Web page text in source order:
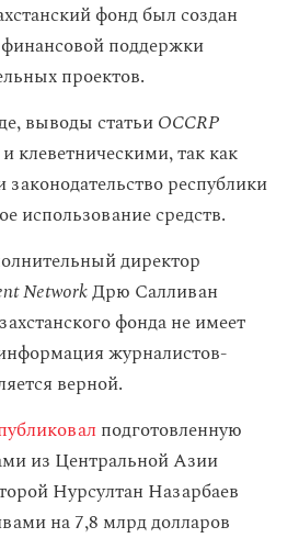
фонд был создан
поддержки
проектов.
выводы статьиOCCRP
так как
законодательство республики
использование средств.
директор
NetworkДрю Салливан
фонда не имеет
журналистов-
верной.
подготовленную
из Центральной Азии
Нурсултан Назарбаев
на 7,8 млрд долларов